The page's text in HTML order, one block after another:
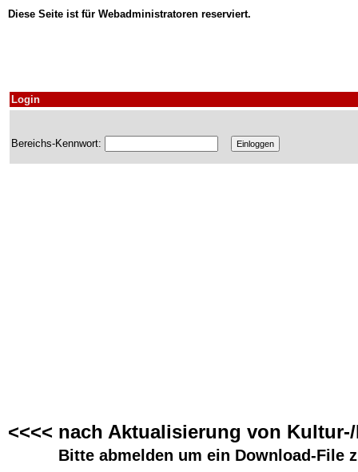
Diese Seite ist für Webadministratoren reserviert.
Login
Bereichs-Kennwort:
<<<< nach Aktualisierung von
Bitte abmelden um ein Download-File